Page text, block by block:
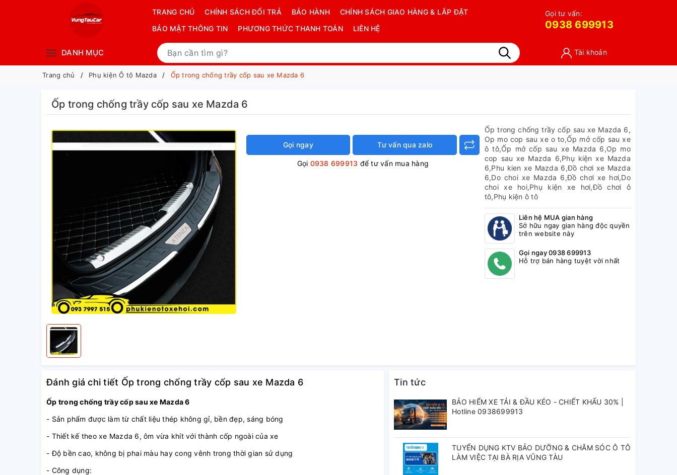
TRANG CHỦ CHÍNH SÁCH ĐỔI TRẢ BẢO HÀNH
CHÍNH SÁCH GIAO HÀNG & LẮP ĐẶT
BẢO MẬT THÔNG TIN
PHƯƠNG THỨC THANH TOÁN LIÊN HỆ
Gọi tư vấn:
0938 699913
DANH MỤC Tài khoản
Trang chủ Phụ kiện Ô tô Mazda Ốp trong chống trầy cốp sau xe Mazda 6
Ốp trong chống trầy cốp sau xe Mazda 6
Gọi ngay Tư vấn qua zalo
Gọi 0938 699913 để tư vấn mua hàng
Ốp trong chống trầy cốp sau xe Mazda 6,
Op mo cop sau xe o to,Ốp mở cốp sau xe
ô tô,Ốp mở cốp sau xe Mazda 6,Op mo
cop sau xe Mazda 6,Phụ kiện xe Mazda
6,Phu kien xe Mazda 6,Đồ chơi xe Mazda
6,Do choi xe Mazda 6,Đồ chơi xe hơi,Do
choi xe hoi,Phụ kiện xe hơi,Đồ chơi ô
tô,Phụ kiện ô tô
Liên hệ MUA gian hàng
Sở hữu ngay gian hàng độc quyền
trên website này
Gọi ngay 0938 699913
Hỗ trợ bán hàng tuyệt vời nhất
Đánh giá chi tiết Ốp trong chống trầy cốp sau xe Mazda 6
Ốp trong chống trầy cốp sau xe Mazda 6
- Sản phẩm được làm từ chất liệu thép không gỉ, bền đẹp, sáng bóng
- Thiết kế theo xe Mazda 6, ôm vừa khít với thành cốp ngoài của xe
- Độ bền cao, không bị phai màu hay cong vênh trong thời gian sử dụng
- Công dụng:
Tin tức
BẢO HIỂM XE TẢI & ĐẦU KÉO - CHIẾT KHẤU 30% |
Hotline 0938699913
TUYỂN DỤNG KTV BẢO DƯỠNG & CHĂM SÓC Ô TÔ
LÀM VIỆC TẠI BÀ RỊA VŨNG TÀU